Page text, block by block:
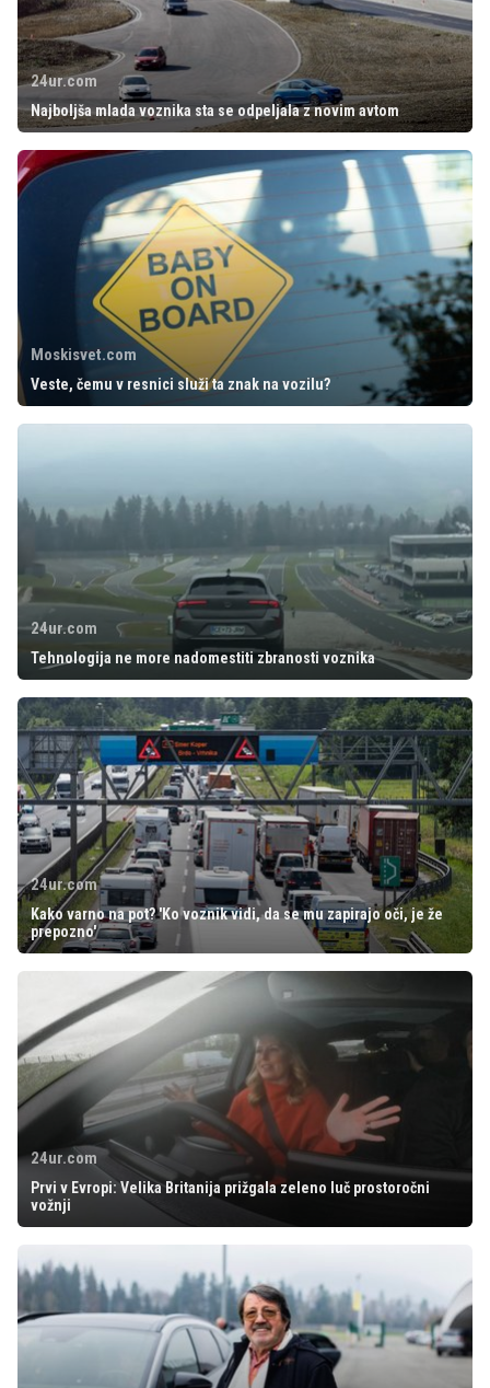
24ur.com
Najboljša mlada voznika sta se odpeljala z novim avtom
Moskisvet.com
Veste, čemu v resnici služi ta znak na vozilu?
24ur.com
Tehnologija ne more nadomestiti zbranosti voznika
24ur.com
Kako varno na pot? 'Ko voznik vidi, da se mu zapirajo oči, je že
prepozno'
24ur.com
Prvi v Evropi: Velika Britanija prižgala zeleno luč prostoročni
vožnji